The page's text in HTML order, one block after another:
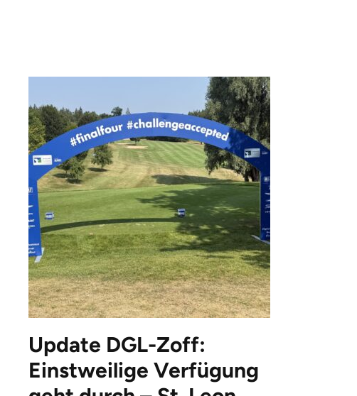
Update DGL-Zoff:
Einstweilige Verfügung